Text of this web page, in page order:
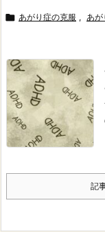
 あがり症の克服 , あが
記